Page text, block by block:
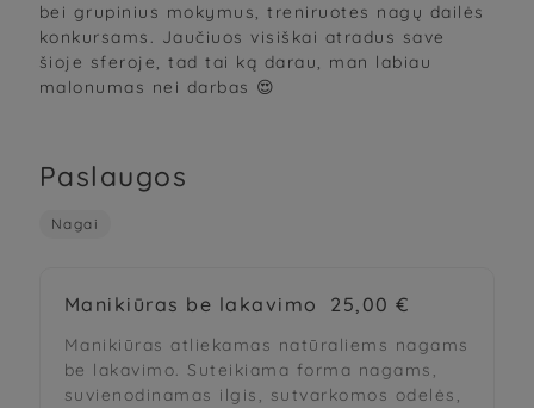
bei grupinius mokymus, treniruotes nagų dailės
konkursams. Jaučiuos visiškai atradus save
šioje sferoje, tad tai ką darau, man labiau
malonumas nei darbas 😍
Paslaugos
Nagai
Manikiūras be lakavimo 25,00 €
Manikiūras atliekamas natūraliems nagams
be lakavimo. Suteikiama forma nagams,
suvienodinamas ilgis, sutvarkomos odelės,